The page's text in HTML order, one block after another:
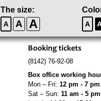
The size:
A A A A
Booking tickets
(8142) 76-92-08
Box office working
Mon – Fri: 12 pm - 7 pm
Sat – Sun: 11 am - 5 pm